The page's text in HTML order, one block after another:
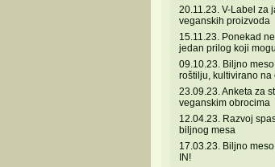
20.11.23. V-Label za
veganskih proizvoda
15.11.23. Ponekad
jedan prilog koji
09.10.23. Biljno
roštilju, kultivirano na
23.09.23. Anketa za
veganskim obrocima
12.04.23. Razvoj
biljnog mesa
17.03.23. Biljno
IN!